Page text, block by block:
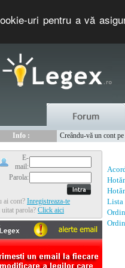
uri pentru a vă
Info :
Creându-vă un cont
E-
mail:
Parola:
ai cont? Inregistreaza-te
parola? Click aici
Lista